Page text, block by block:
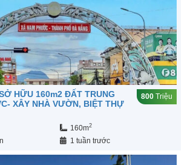
HỮU 160m2 ĐẤT TRUNG
XÂY NHÀ VƯỜN, BIỆT THỰ
800 Triệu
160m2
1 tuần trước